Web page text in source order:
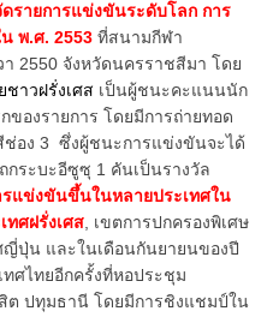
รายการแข่งขันระดับโลก การ
พ.ศ. 2553 ที่สนามกีฬา
2550 จังหวัดนครราชสีมา โดย
าวฝรั่งเศส เป็นผู้ชนะคะแนนนัก
องรายการ โดยมีการถ่ายทอด
อง 3 ซึ่งผู้ชนะการแข่งขันจะได้
กระบะอีซูซุ 1 คันเป็นรางวัล
แข่งขันขึ้นในหลายประเทศใน
ทศฝรั่งเศส, เขตการปกครองพิเศษ
ญี่ปุ่น และในเดือนกันยายนของปี
ศไทยอีกครั้งที่หอประชุม
ต ปทุมธานี โดยมีการชิงแชมป์ใน